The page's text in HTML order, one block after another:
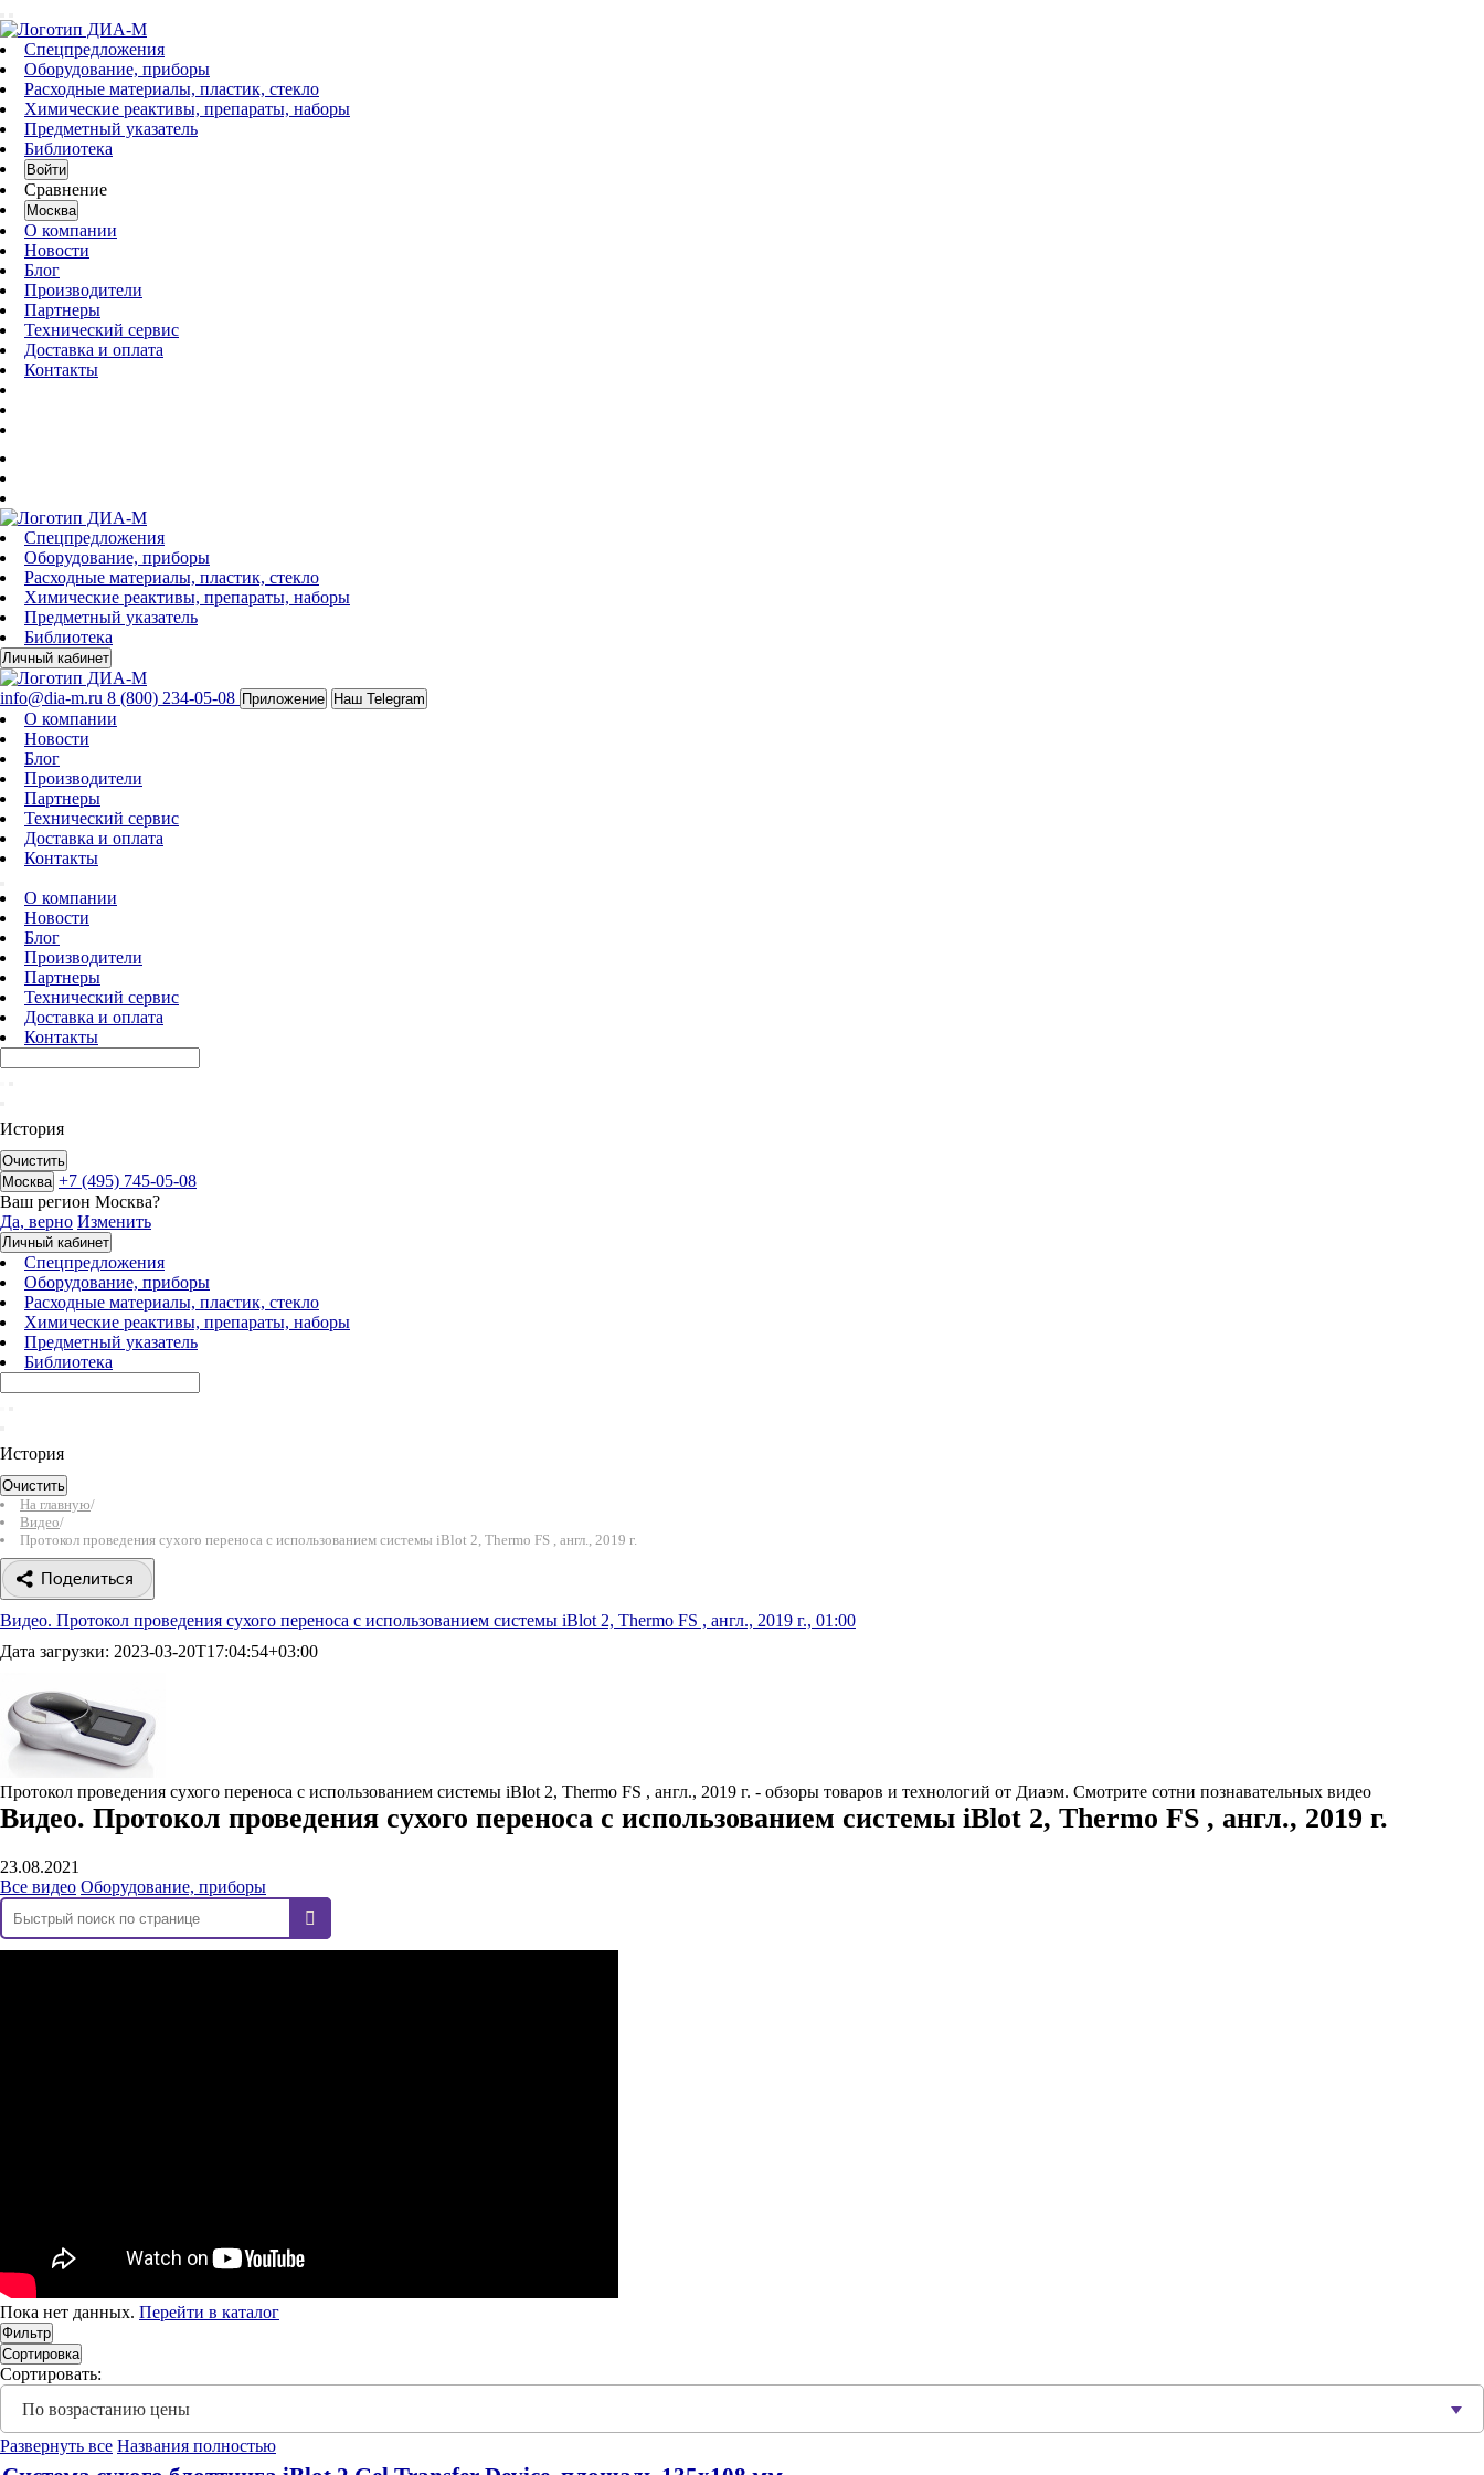
Спецпредложения
Оборудование, приборы
Расходные материалы, пластик, стекло
Химические реактивы, препараты, наборы
Предметный указатель
Библиотека
Войти
Сравнение
Москва
О компании
Новости
Блог
Производители
Партнеры
Технический сервис
Доставка и оплата
Контакты
Спецпредложения
Оборудование, приборы
Расходные материалы, пластик, стекло
Химические реактивы, препараты, наборы
Предметный указатель
Библиотека
Личный кабинет
info@dia-m.ru 8 (800) 234-05-08 Приложение Наш Telegram
О компании
Новости
Блог
Производители
Партнеры
Технический сервис
Доставка и оплата
Контакты
О компании
Новости
Блог
Производители
Партнеры
Технический сервис
Доставка и оплата
Контакты
История
Очистить
Москва +7 (495) 745-05-08
Ваш регион Москва?
Да, верно Изменить
Личный кабинет
Спецпредложения
Оборудование, приборы
Расходные материалы, пластик, стекло
Химические реактивы, препараты, наборы
Предметный указатель
Библиотека
История
Очистить
На главную/
Видео/
Протокол проведения сухого переноса с использованием системы iBlot 2, Thermo FS , англ., 2019 г.
Поделиться
Видео. Протокол проведения сухого переноса с использованием системы iBlot 2, Thermo FS , англ., 2019 г., 01:00
Дата загрузки: 2023-03-20T17:04:54+03:00
Протокол проведения сухого переноса с использованием системы iBlot 2, Thermo FS , англ., 2019 г. - обзоры товаров и технологий от Диаэм. Смотрите сотни познавательных видео
Видео. Протокол проведения сухого переноса с использованием системы iBlot 2, Thermo FS , англ., 2019 г.
23.08.2021
Все видео Оборудование, приборы
Пока нет данных. Перейти в каталог
Фильтр
Сортировка
Сортировать:
По возрастанию цены
Развернуть все Названия полностью